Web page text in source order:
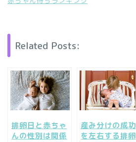
Related Posts:
排卵日と赤ちゃ
んの性別は関係
産み分けの成功
を左右する排卵